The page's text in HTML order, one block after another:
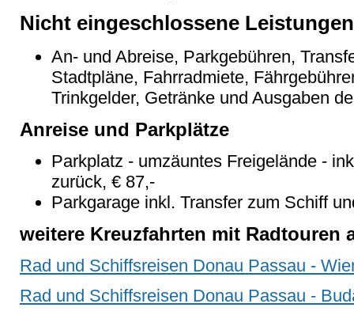
Nicht eingeschlossene
An- und Abreise, Parkgebühren,
Stadtpläne, Fahrradmiete,
Trinkgelder, Getränke und Ausgaben
Anreise und Parkplätze
Parkplatz - umzäuntes Freigelände -
zurück, € 87,-
Parkgarage inkl. Transfer zum Schiff
weitere Kreuzfahrten mit Radtouren
Rad und Schiffsreisen Donau Passau -
Rad und Schiffsreisen Donau Passau -